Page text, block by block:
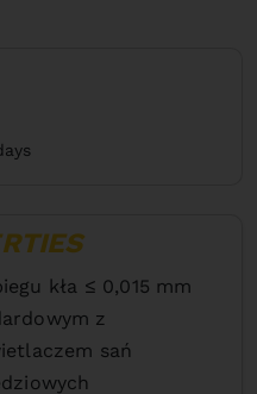
kła ≤ 0,015 mm
z
sań